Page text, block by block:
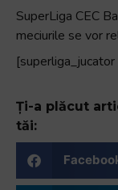
SuperLiga CEC
meciurile se vor
Ți-a plăcut
tăi: